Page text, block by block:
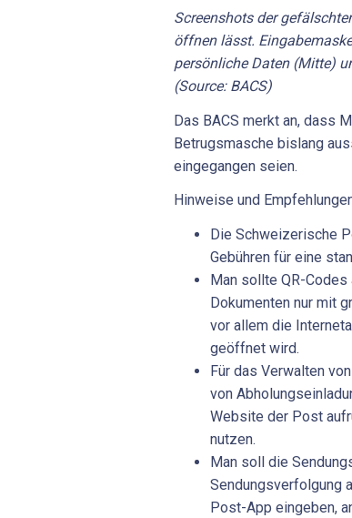
Screenshots der
öffnen lässt.
persönliche Daten (Mitte)
(Source: BACS)
Das BACS merkt an, dass
Betrugsmasche bislang
eingegangen seien.
Hinweise und
Die Schweizerische
Gebühren für eine
Man sollte QR-
Dokumenten nur mit
vor allem die
geöffnet wird.
Für das Verwalten
von
Website der Post
nutzen.
Man soll die
Sendungsverfolgung
Post-App eingeben,